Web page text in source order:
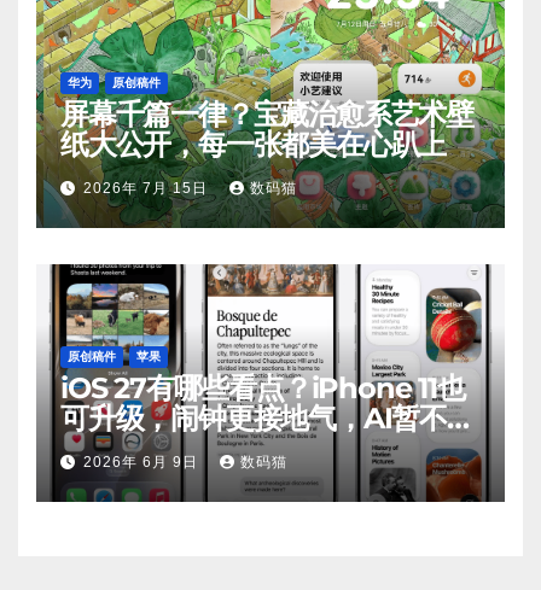
华为 原创稿件
屏幕千篇一律？宝藏治愈系艺术壁
纸大公开，每一张都美在心趴上
2026年 7月 15日 数码猫
原创稿件 苹果
iOS 27有哪些看点？iPhone 11也
可升级，闹钟更接地气，AI暂不支
持2026年 6月 9日 数码猫